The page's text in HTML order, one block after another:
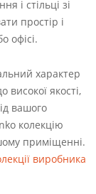
і стільці зі
простір і
офісі.
характер
високої якості,
вашого
колекцію
приміщенні.
виробника